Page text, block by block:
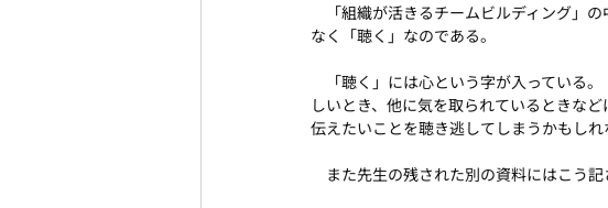
「組織が活きるチームビルディング」
なく「聴く」なのである。
「聴く」には心という字が入っている
しいとき、他に気を取られているときな
伝えたいことを聴き逃してしまうかもしれ
また先生の残された別の資料にはこう記